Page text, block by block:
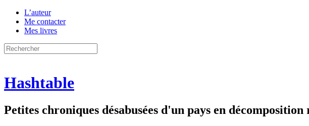
L’auteur
Me contacter
Mes livres
Hashtable
Petites chroniques désabusées d'un pays en